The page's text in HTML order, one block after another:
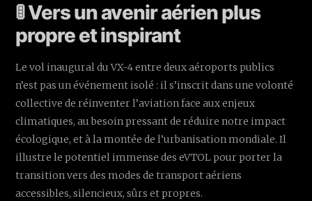
🚦 Vers un avenir aérien plus
propre et inspirant
Le vol inaugural du VX-4 entre deux aéroports publics
n’est pas un événement isolé : il s’inscrit dans une volonté
collective de réinventer l’aviation face aux enjeux
climatiques, au besoin pressant de réduire notre impact
écologique, et à la montée de l’urbanisation mondiale. Il
illustre le potentiel immense des eVTOL pour porter la
transition vers des modes de transport aériens
accessibles, silencieux, sûrs et propres.